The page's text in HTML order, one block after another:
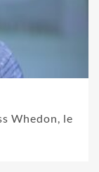
Whedon, le